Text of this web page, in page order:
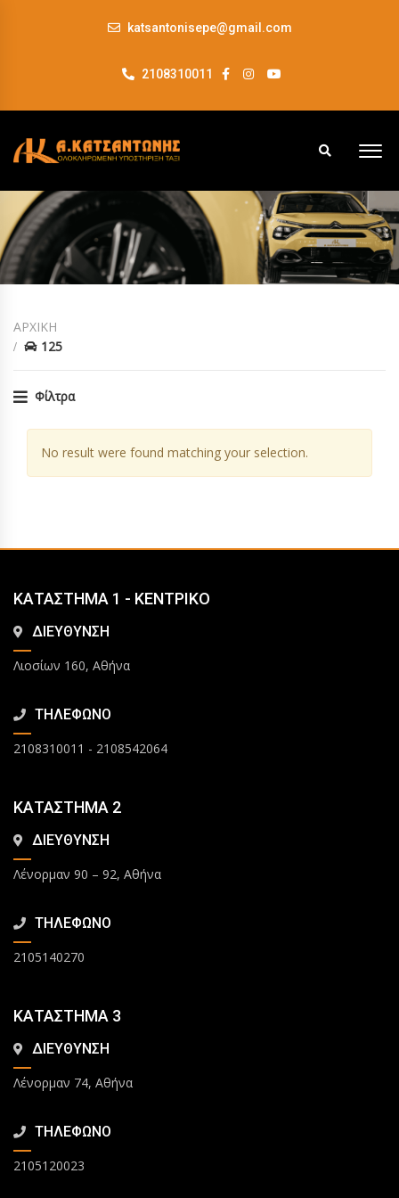
katsantonisepe@gmail.com
2108310011
ΑΡΧΙΚΗ
125
Φίλτρα
No result were found matching your selection.
ΚΑΤΑΣΤΗΜΑ 1 - ΚΕΝΤΡΙΚΟ
ΔΙΕΥΘΥΝΣΗ
Λιοσίων 160, Αθήνα
ΤΗΛΕΦΩΝΟ
2108310011 - 2108542064
ΚΑΤΑΣΤΗΜΑ 2
ΔΙΕΥΘΥΝΣΗ
Λένορμαν 90 – 92, Αθήνα
ΤΗΛΕΦΩΝΟ
2105140270
ΚΑΤΑΣΤΗΜΑ 3
ΔΙΕΥΘΥΝΣΗ
Λένορμαν 74, Αθήνα
ΤΗΛΕΦΩΝΟ
2105120023